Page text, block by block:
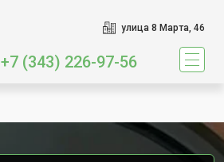
улица 8 Марта, 46
+7 (343) 226-97-56